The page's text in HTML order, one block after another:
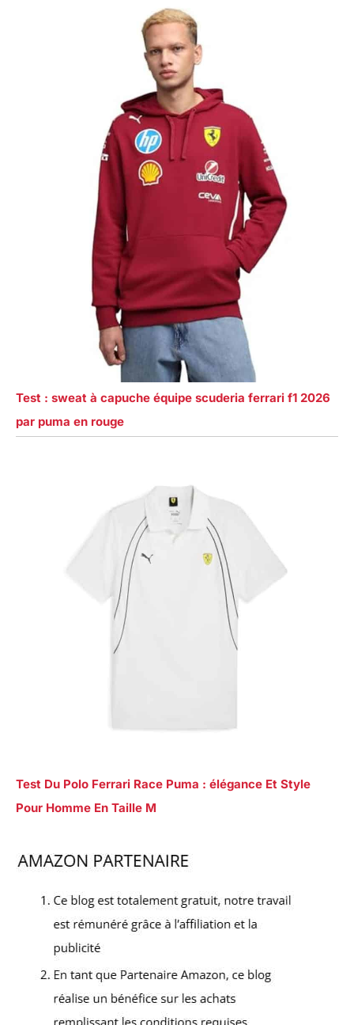
Test : sweat à capuche équipe scuderia ferrari f1 2026
par puma en rouge
Test Du Polo Ferrari Race Puma : élégance Et Style
Pour Homme En Taille M